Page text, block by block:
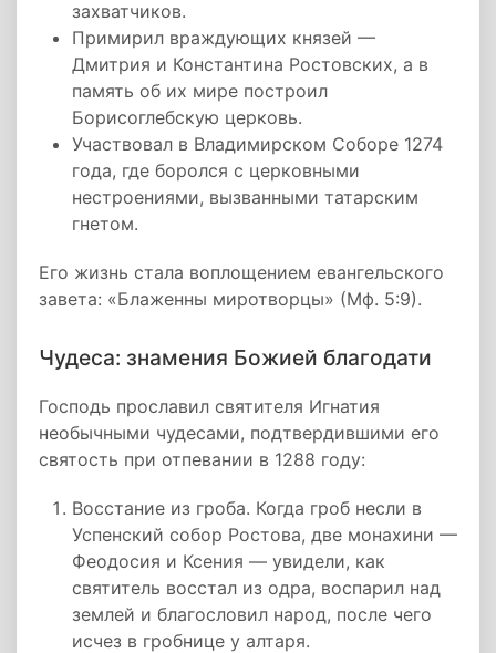
захватчиков.
Примирил враждующих князей —
Дмитрия и Константина Ростовских, а в
память об их мире построил
Борисоглебскую церковь.
Участвовал в Владимирском Соборе 1274
года, где боролся с церковными
нестроениями, вызванными татарским
гнетом.
Его жизнь стала воплощением евангельского
завета: «Блаженны миротворцы» (Мф. 5:9).
Чудеса: знамения Божией благодати
Господь прославил святителя Игнатия
необычными чудесами, подтвердившими его
святость при отпевании в 1288 году:
Восстание из гроба. Когда гроб несли в
Успенский собор Ростова, две монахини —
Феодосия и Ксения — увидели, как
святитель восстал из одра, воспарил над
землей и благословил народ, после чего
исчез в гробнице у алтаря.